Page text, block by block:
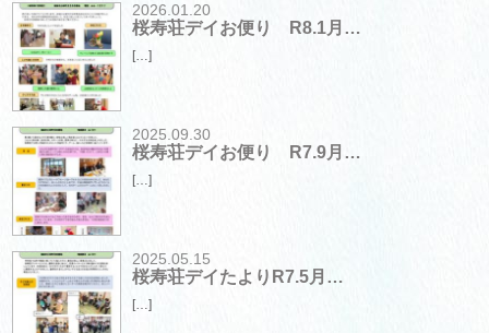
2026.01.20
桜寿荘デイお便り R8.1月…
[…]
2025.09.30
桜寿荘デイお便り R7.9月…
[…]
2025.05.15
桜寿荘デイたよりR7.5月…
[…]